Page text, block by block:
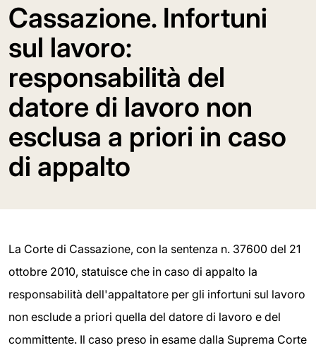
Cassazione. Infortuni
sul lavoro:
responsabilità del
datore di lavoro non
esclusa a priori in caso
di appalto
La Corte di Cassazione, con la sentenza n. 37600 del 21
ottobre 2010, statuisce che in caso di appalto la
responsabilità dell'appaltatore per gli infortuni sul lavoro
non esclude a priori quella del datore di lavoro e del
committente. Il caso preso in esame dalla Suprema Corte